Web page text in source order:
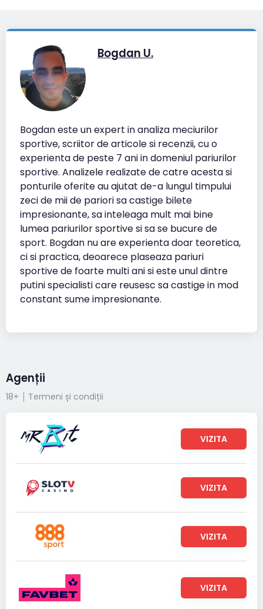
Bogdan U.
Bogdan este un expert in analiza meciurilor
sportive, scriitor de articole si recenzii, cu o
experienta de peste 7 ani in domeniul pariurilor
sportive. Analizele realizate de catre acesta si
ponturile oferite au ajutat de-a lungul timpului
zeci de mii de pariori sa castige bilete
impresionante, sa inteleaga mult mai bine
lumea pariurilor sportive si sa se bucure de
sport. Bogdan nu are experienta doar teoretica,
ci si practica, deoarece plaseaza pariuri
sportive de foarte multi ani si este unul dintre
putini specialisti care reusesc sa castige in mod
constant sume impresionante.
Agenții
18+ Termeni și condiții
VIZITA
VIZITA
VIZITA
VIZITA